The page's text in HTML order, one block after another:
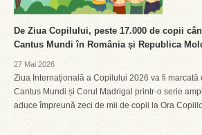
De Ziua Copilului, peste 17.000 de copii
Cantus Mundi în România și Republica
27 Mai 2026
Ziua Internațională a Copilului 2026 va fi marcată
Cantus Mundi și Corul Madrigal printr-o serie
aduce împreună zeci de mii de copii la Ora